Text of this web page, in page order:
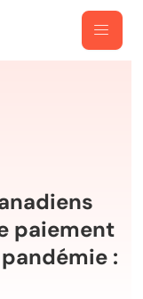
paiement
: